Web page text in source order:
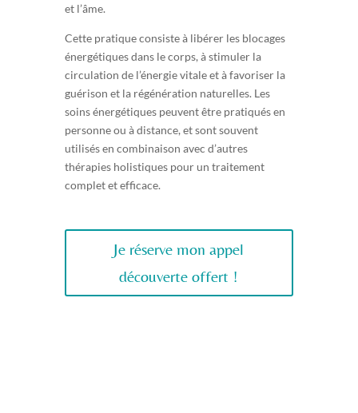
et l’âme.
Cette pratique consiste à libérer les blocages
énergétiques dans le corps, à stimuler la
circulation de l’énergie vitale et à favoriser la
guérison et la régénération naturelles. Les
soins énergétiques peuvent être pratiqués en
personne ou à distance, et sont souvent
utilisés en combinaison avec d’autres
thérapies holistiques pour un traitement
complet et efficace.
Je réserve mon appel
découverte offert !